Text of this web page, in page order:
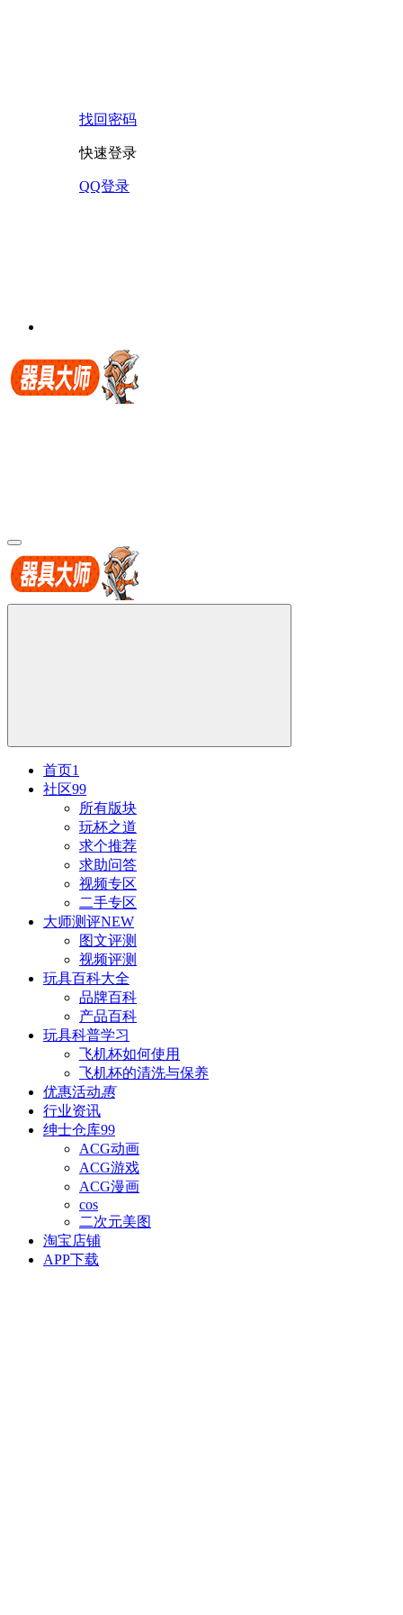
找回密码
快速登录
QQ登录
首页1
社区99
所有版块
玩杯之道
求个推荐
求助问答
视频专区
二手专区
大师测评NEW
图文评测
视频评测
玩具百科大全
品牌百科
产品百科
玩具科普学习
飞机杯如何使用
飞机杯的清洗与保养
优惠活动惠
行业资讯
绅士仓库99
ACG动画
ACG游戏
ACG漫画
cos
二次元美图
淘宝店铺
APP下载